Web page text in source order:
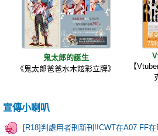
鬼太郎的誕生
《鬼太郎爸爸水木炫彩立牌》
【
宣傳小喇叭
[R18]判處用者刑新刊!!CWT在A07 FF在